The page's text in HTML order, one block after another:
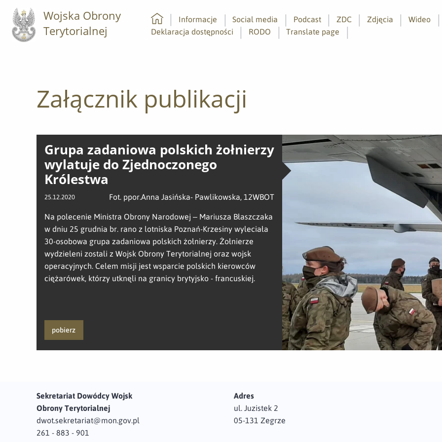
Wojska Obrony
Terytorialnej
Strona główna
Informacje Social media Podcast ZDC Zdjęcia Wideo
Deklaracja dostępności
RODO Translate page
Załącznik publikacji
Grupa zadaniowa polskich żołnierzy
wylatuje do Zjednoczonego
Królestwa
25.12.2020 Fot. ppor.Anna Jasińska- Pawlikowska, 12WBOT
Na polecenie Ministra Obrony Narodowej – Mariusza Błaszczaka
w dniu 25 grudnia br. rano z lotniska Poznań-Krzesiny wyleciała
30-osobowa grupa zadaniowa polskich żołnierzy. Żołnierze
wydzieleni zostali z Wojsk Obrony Terytorialnej oraz wojsk
operacyjnych. Celem misji jest wsparcie polskich kierowców
ciężarówek, którzy utknęli na granicy brytyjsko - francuskiej.
pobierz
Sekretariat Dowódcy Wojsk
Obrony Terytorialnej
dwot.sekretariat@mon.gov.pl
261 - 883 - 901
Adres
ul. Juzistek 2
05-131 Zegrze